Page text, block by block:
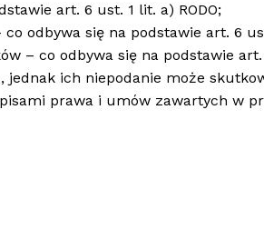
art. 6 ust. 1 lit. a) RODO;
odbywa się na podstawie art. 6
– co odbywa się na podstawie art.
ich niepodanie może
prawa i umów zawartych w